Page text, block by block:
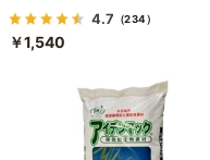
4.7 （234）
￥1,540